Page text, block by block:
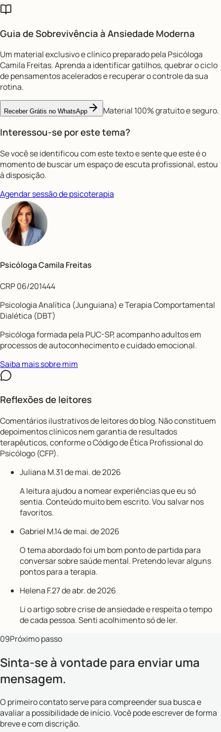
Guia de Sobrevivência àAnsiedade Moderna
Um material exclusivo e clínico preparado pela Psicóloga
Camila Freitas. Aprenda a identificar gatilhos, quebrar o ciclo
de pensamentos acelerados e recuperar o controle da sua
rotina.
Receber Grátis no WhatsApp Material 100% gratuito e seguro.
Interessou-se por este tema?
Se você se identificou com este texto e sente que este é o
momento de buscar um espaço de escuta profissional, estou
à disposição.
Agendar sessão de psicoterapia
Psicóloga Camila Freitas
CRP 06/201444
Psicologia Analítica (Junguiana) e Terapia Comportamental
Dialética (DBT)
Psicóloga formada pela PUC-SP, acompanho adultos em
processos de autoconhecimento e cuidado emocional.
Saiba mais sobre mim
Reflexões de leitores
Comentários ilustrativos de leitores do blog. Não constituem
depoimentos clínicos nem garantia de resultados
terapêuticos, conforme o Código de Ética Profissional do
Psicólogo (CFP).
Juliana M.31 de mai. de 2026
A leitura ajudou a nomear experiências que eu só
sentia. Conteúdo muito bem escrito. Vou salvar nos
favoritos.
Gabriel M.14 de mai. de 2026
O tema abordado foi um bom ponto de partida para
conversar sobre saúde mental. Pretendo levar alguns
pontos para a terapia.
Helena F.27 de abr. de 2026
Li o artigo sobre crise de ansiedade e respeita o tempo
de cada pessoa. Senti acolhimento só de ler.
09Próximo passo
Sinta-se à vontade para enviar uma
mensagem.
O primeiro contato serve para compreender sua busca e
avaliar a possibilidade de início. Você pode escrever de forma
breve e com discrição.